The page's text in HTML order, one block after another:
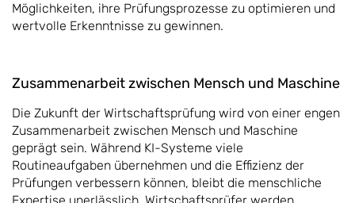
Möglichkeiten, ihre Prüfungsprozesse zu optimieren und
wertvolle Erkenntnisse zu gewinnen.
Zusammenarbeit zwischen Mensch und Maschine
Die Zukunft der Wirtschaftsprüfung wird von einer engen
Zusammenarbeit zwischen Mensch und Maschine
geprägt sein. Während KI-Systeme viele
Routineaufgaben übernehmen und die Effizienz der
Prüfungen verbessern können, bleibt die menschliche